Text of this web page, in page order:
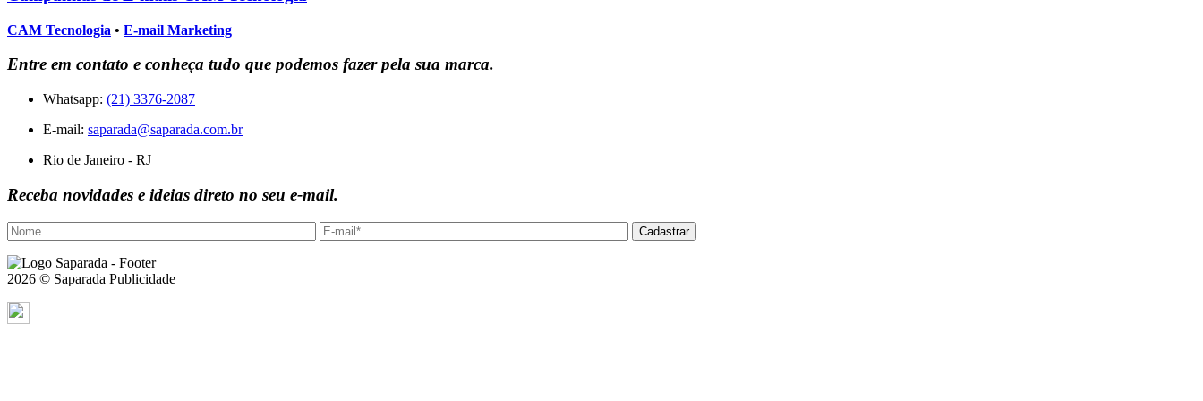
CAM Tecnologia • E-mail Marketing
Entre em contato e conheça tudo que podemos fazer pela sua marca.
Whatsapp: (21) 3376-2087
E-mail: saparada@saparada.com.br
Rio de Janeiro - RJ
Receba novidades e ideias direto no seu e-mail.
Cadastrar
2026 © Saparada Publicidade